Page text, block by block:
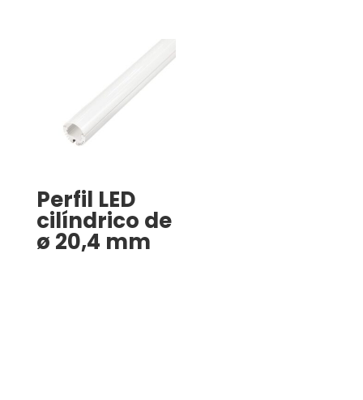
Perfil LED
cilíndrico de
ø 20,4 mm